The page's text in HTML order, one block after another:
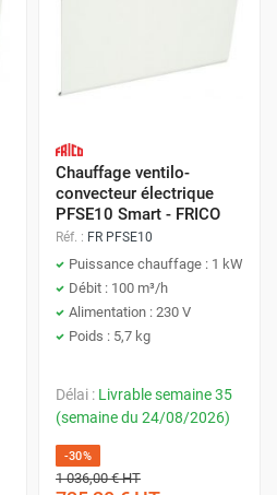
Chauffage ventilo-
convecteur électrique
PFSE10 Smart - FRICO
Réf. : FR PFSE10
Puissance chauffage : 1 kW
Débit : 100 m³/h
Alimentation : 230 V
Poids : 5,7 kg
Délai : Livrable semaine 35
(semaine du 24/08/2026)
-30%
1 036,00 €HT